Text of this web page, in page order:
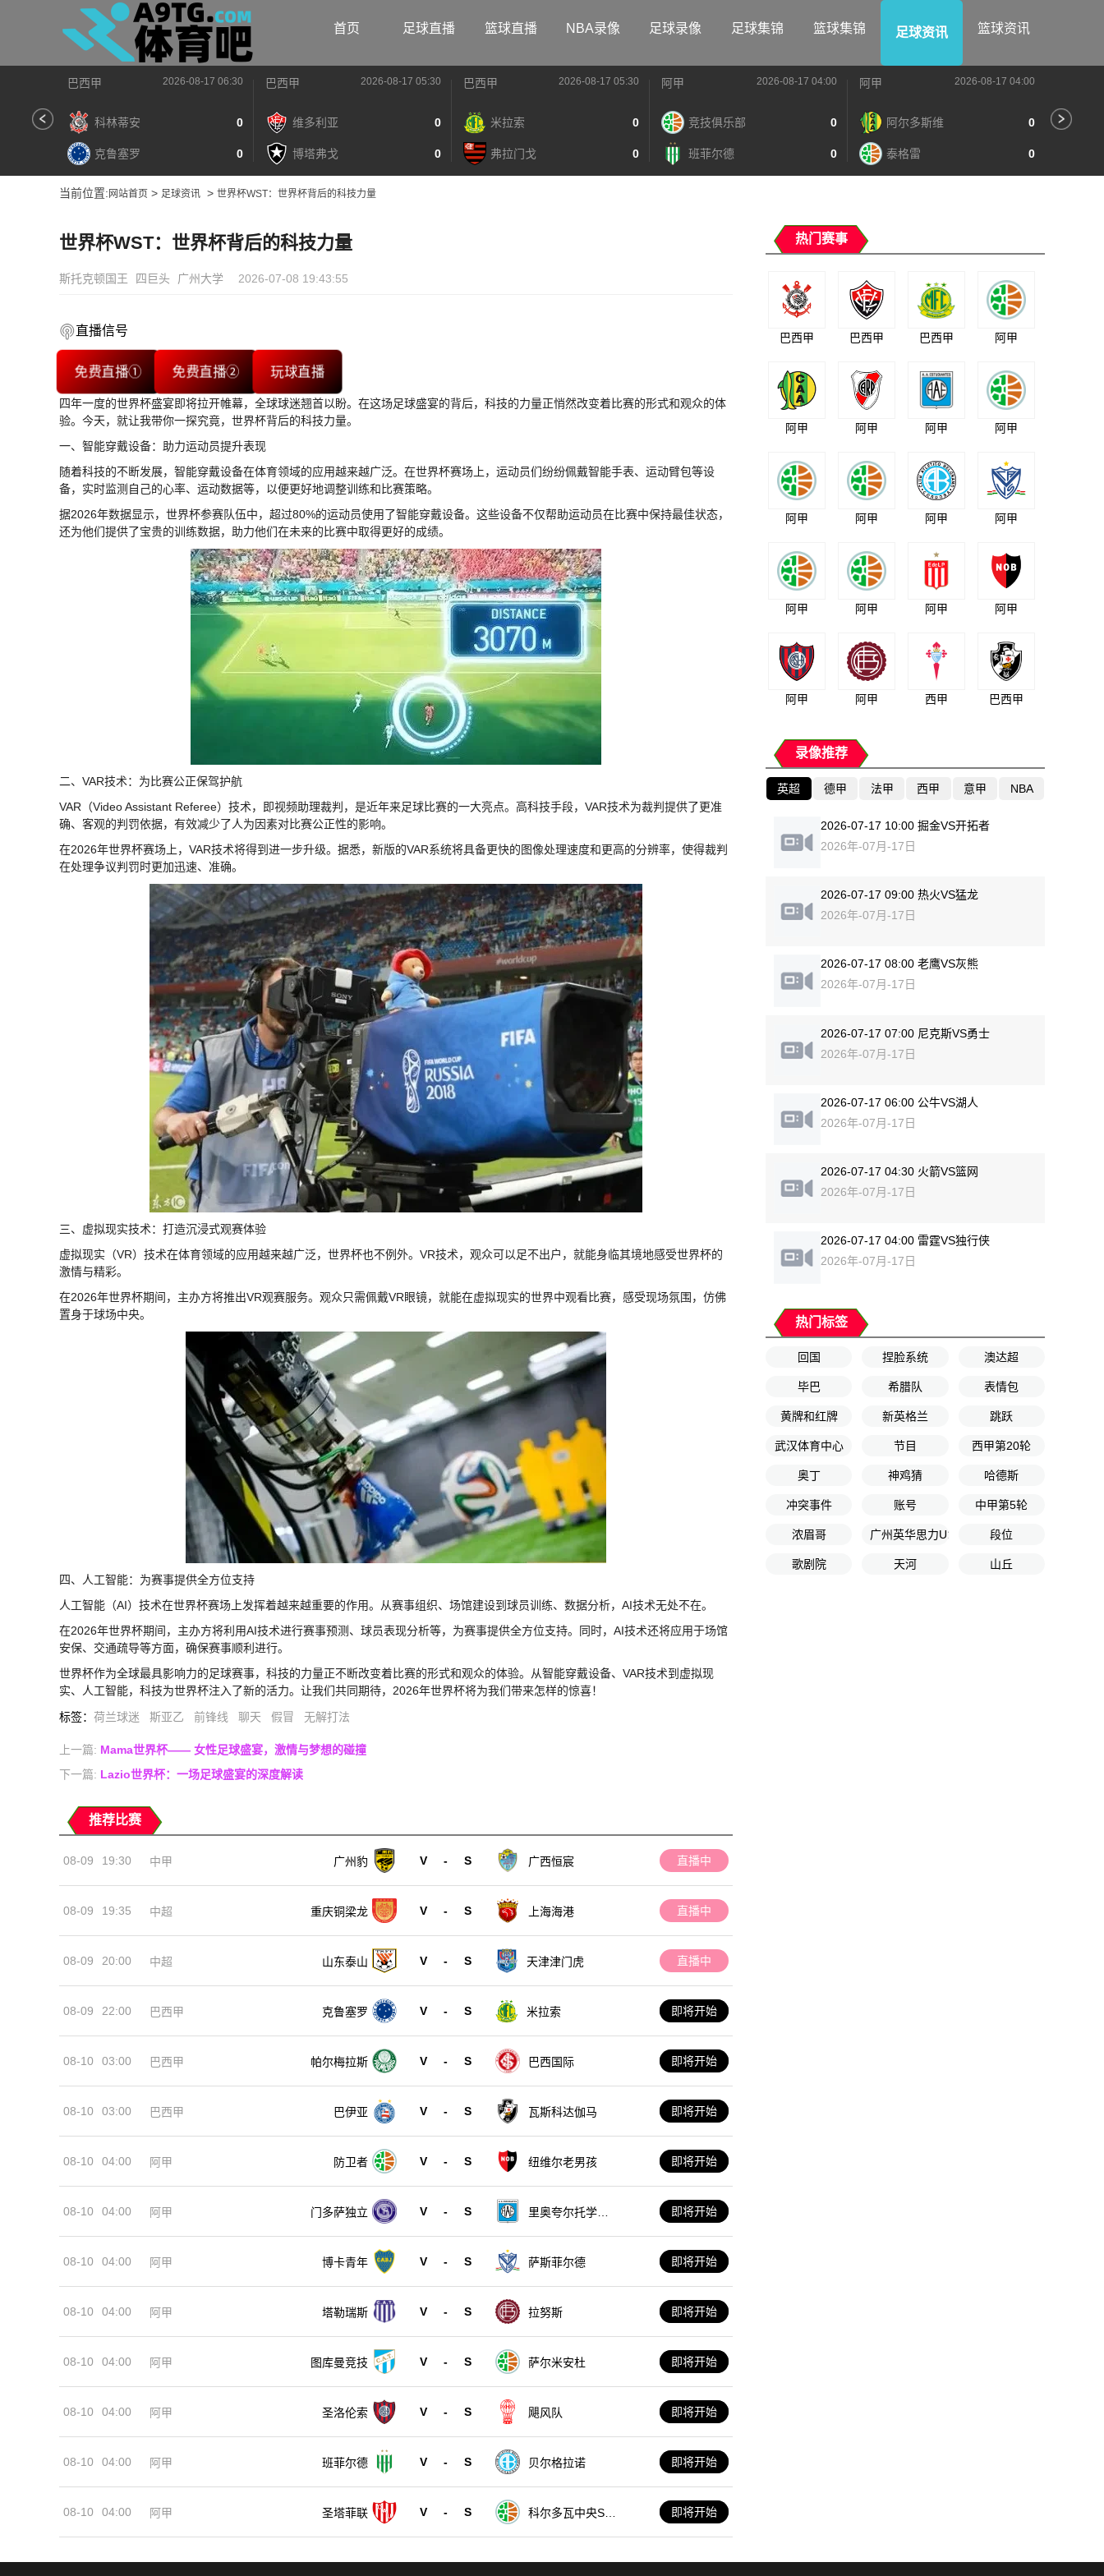
首页 足球直播 篮球直播 NBA录像 足球录像 足球集锦 篮球集锦 足球资讯 篮球资讯
巴西甲 2026-08-17 06:30
科林蒂安 0
克鲁塞罗 0
巴西甲 2026-08-17 05:30
维多利亚 0
博塔弗戈 0
巴西甲 2026-08-17 05:30
米拉索 0
弗拉门戈 0
阿甲 2026-08-17 04:00
竞技俱乐部 0
班菲尔德 0
阿甲 2026-08-17 04:00
阿尔多斯维 0
泰格雷 0
当前位置: 网站首页 > 足球资讯 > 世界杯WST：世界杯背后的科技力量
世界杯WST：世界杯背后的科技力量
斯托克顿国王 四巨头 广州大学 2026-07-08 19:43:55
直播信号
免费直播① 免费直播② 玩球直播
四年一度的世界杯盛宴即将拉开帷幕，全球球迷翘首以盼。在这场足球盛宴的背后，科技的力量正悄然改变着比赛的形式和观众的体
验。今天，就让我带你一探究竟，世界杯背后的科技力量。
一、智能穿戴设备：助力运动员提升表现
随着科技的不断发展，智能穿戴设备在体育领域的应用越来越广泛。在世界杯赛场上，运动员们纷纷佩戴智能手表、运动臂包等设
备，实时监测自己的心率、运动数据等，以便更好地调整训练和比赛策略。
据2026年数据显示，世界杯参赛队伍中，超过80%的运动员使用了智能穿戴设备。这些设备不仅帮助运动员在比赛中保持最佳状态，
还为他们提供了宝贵的训练数据，助力他们在未来的比赛中取得更好的成绩。
二、VAR技术：为比赛公正保驾护航
VAR（Video Assistant Referee）技术，即视频助理裁判，是近年来足球比赛的一大亮点。高科技手段，VAR技术为裁判提供了更准
确、客观的判罚依据，有效减少了人为因素对比赛公正性的影响。
在2026年世界杯赛场上，VAR技术将得到进一步升级。据悉，新版的VAR系统将具备更快的图像处理速度和更高的分辨率，使得裁判
在处理争议判罚时更加迅速、准确。
三、虚拟现实技术：打造沉浸式观赛体验
虚拟现实（VR）技术在体育领域的应用越来越广泛，世界杯也不例外。VR技术，观众可以足不出户，就能身临其境地感受世界杯的
激情与精彩。
在2026年世界杯期间，主办方将推出VR观赛服务。观众只需佩戴VR眼镜，就能在虚拟现实的世界中观看比赛，感受现场氛围，仿佛
置身于球场中央。
四、人工智能：为赛事提供全方位支持
人工智能（AI）技术在世界杯赛场上发挥着越来越重要的作用。从赛事组织、场馆建设到球员训练、数据分析，AI技术无处不在。
在2026年世界杯期间，主办方将利用AI技术进行赛事预测、球员表现分析等，为赛事提供全方位支持。同时，AI技术还将应用于场馆
安保、交通疏导等方面，确保赛事顺利进行。
世界杯作为全球最具影响力的足球赛事，科技的力量正不断改变着比赛的形式和观众的体验。从智能穿戴设备、VAR技术到虚拟现
实、人工智能，科技为世界杯注入了新的活力。让我们共同期待，2026年世界杯将为我们带来怎样的惊喜！
标签： 荷兰球迷 斯亚乙 前锋线 聊天 假冒 无解打法
上一篇: Mama世界杯—— 女性足球盛宴，激情与梦想的碰撞
下一篇: Lazio世界杯：一场足球盛宴的深度解读
推荐比赛
08-09 19:30 中甲 广州豹 V - S 广西恒宸 直播中
08-09 19:35 中超 重庆铜梁龙 V - S 上海海港 直播中
08-09 20:00 中超 山东泰山 V - S 天津津门虎 直播中
08-09 22:00 巴西甲 克鲁塞罗 V - S 米拉索 即将开始
08-10 03:00 巴西甲 帕尔梅拉斯 V - S 巴西国际 即将开始
08-10 03:00 巴西甲 巴伊亚 V - S 瓦斯科达伽马 即将开始
08-10 04:00 阿甲 防卫者 V - S 纽维尔老男孩 即将开始
08-10 04:00 阿甲 门多萨独立 V - S
里奥夸尔托学生
即将开始
08-10 04:00 阿甲 博卡青年 V - S 萨斯菲尔德 即将开始
08-10 04:00 阿甲 塔勒瑞斯 V - S 拉努斯 即将开始
08-10 04:00 阿甲 图库曼竞技 V - S 萨尔米安杜 即将开始
08-10 04:00 阿甲 圣洛伦索 V - S 飓风队 即将开始
08-10 04:00 阿甲 班菲尔德 V - S 贝尔格拉诺 即将开始
08-10 04:00 阿甲 圣塔菲联 V - S
科尔多瓦中央SD
即将开始
热门赛事
巴西甲 巴西甲 巴西甲 阿甲
阿甲 阿甲 阿甲 阿甲
阿甲 阿甲 阿甲 阿甲
阿甲 阿甲 阿甲 阿甲
阿甲 阿甲 西甲 巴西甲
录像推荐
英超 德甲 法甲 西甲 意甲 NBA
2026-07-17 10:00 掘金VS开拓者
2026年-07月-17日
2026-07-17 09:00 热火VS猛龙
2026年-07月-17日
2026-07-17 08:00 老鹰VS灰熊
2026年-07月-17日
2026-07-17 07:00 尼克斯VS勇士
2026年-07月-17日
2026-07-17 06:00 公牛VS湖人
2026年-07月-17日
2026-07-17 04:30 火箭VS篮网
2026年-07月-17日
2026-07-17 04:00 雷霆VS独行侠
2026年-07月-17日
热门标签
回国 捏脸系统 澳达超
毕巴 希腊队 表情包
黄牌和红牌 新英格兰 跳跃
武汉体育中心 节目 西甲第20轮
奥丁 神鸡猜 哈德斯
冲突事件 账号 中甲第5轮
浓眉哥 广州英华思力U17 段位
歌剧院 天河 山丘